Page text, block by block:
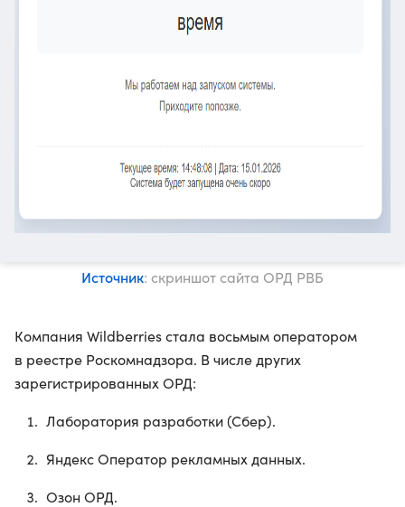
Источник: скриншот сайта ОРД РВБ
Компания Wildberries стала восьмым оператором
в реестре Роскомнадзора. В числе других
зарегистрированных ОРД:
Лаборатория разработки (Сбер).
Яндекс Оператор рекламных данных.
Озон ОРД.